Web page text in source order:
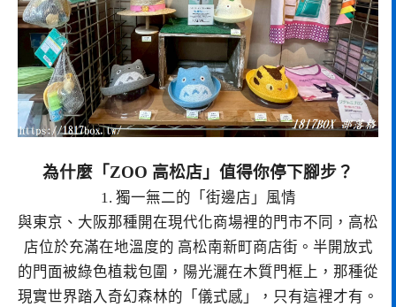
為什麼「ZOO 高松店」值得你停下腳步？
1. 獨一無二的「街邊店」風情
與東京、大阪那種開在現代化商場裡的門市不同，高松
店位於充滿在地溫度的 高松南新町商店街。半開放式
的門面被綠色植栽包圍，陽光灑在木質門框上，那種從
現實世界踏入奇幻森林的「儀式感」，只有這裡才有。